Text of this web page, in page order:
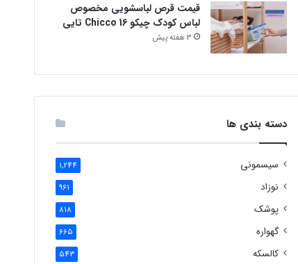
قیمت قرص لباسشویی مخصوص
لباس کودک چیکو Chicco 16 تایی
3 هفته پیش
دسته بندی ها
سیسمونی 1,244
نوزاد 961
پوشک 818
گهواره 665
کالسکه 543